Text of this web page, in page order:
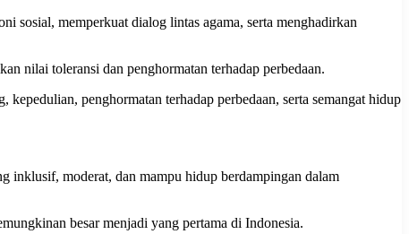
sosial, memperkuat dialog lintas agama, serta menghadirkan
nilai toleransi dan penghormatan terhadap perbedaan.
penghormatan terhadap perbedaan, serta semangat hidup
inklusif, moderat, dan mampu hidup berdampingan dalam
besar menjadi yang pertama di Indonesia.